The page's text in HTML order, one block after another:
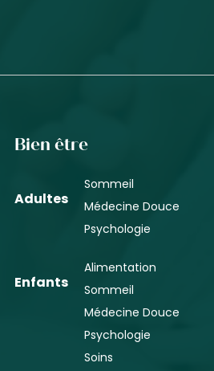
Bien être
Adultes
Sommeil
Médecine Douce
Psychologie
Enfants
Alimentation
Sommeil
Médecine Douce
Psychologie
Soins